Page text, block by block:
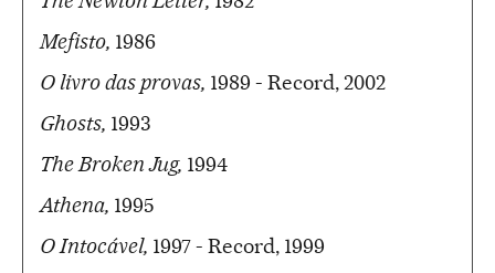
Mefisto, 1986
O livro das provas, 1989 - Record, 2002
Ghosts, 1993
The Broken Jug, 1994
Athena, 1995
O Intocável, 1997 - Record, 1999